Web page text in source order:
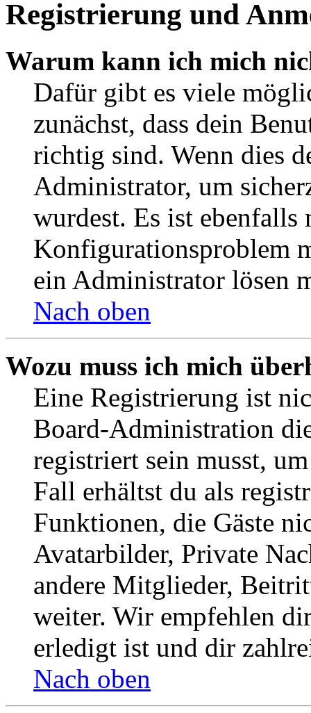
Registrierung und
Warum kann ich mich
Dafür gibt es viele
zunächst, dass dein
richtig sind. Wenn dies
Administrator, um
wurdest. Es ist ebenfalls
Konfigurationsproblem
ein Administrator lösen
Nach oben
Wozu muss ich mich
Eine Registrierung ist
Board-Administration
registriert sein musst,
Fall erhältst du als
Funktionen, die Gäste
Avatarbilder, Private
andere Mitglieder,
weiter. Wir empfehlen
erledigt ist und dir
Nach oben